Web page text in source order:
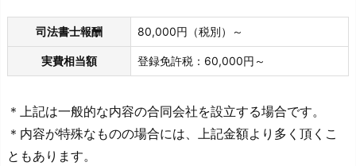
司法書士報酬 80,000円（税別）～
実費相当額 登録免許税：60,000円～
＊上記は一般的な内容の合同会社を設立する場合です。
＊内容が特殊なものの場合には、上記金額より多く頂くこ
ともあります。